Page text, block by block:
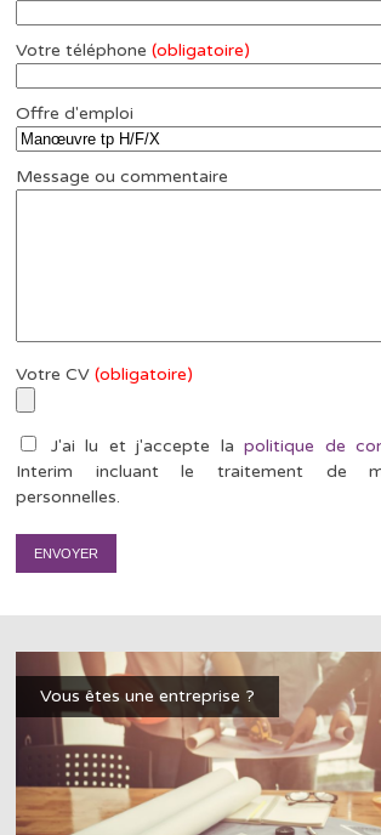
Votre téléphone(obligatoire)
Offre d'emploi
Message ou commentaire
Votre CV(obligatoire)
J'ai lu et j'accepte lapolitique de
Interim incluant le traitement de
personnelles.
Vous êtes une entreprise ?